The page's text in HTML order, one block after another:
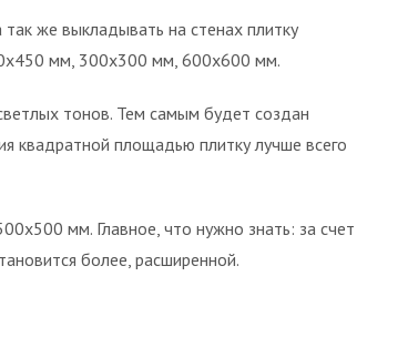
же выкладывать на стенах плитку
мм, 300х300 мм, 600х600 мм.
тонов. Тем самым будет создан
квадратной площадью плитку лучше всего
мм. Главное, что нужно знать: за счет
более, расширенной.